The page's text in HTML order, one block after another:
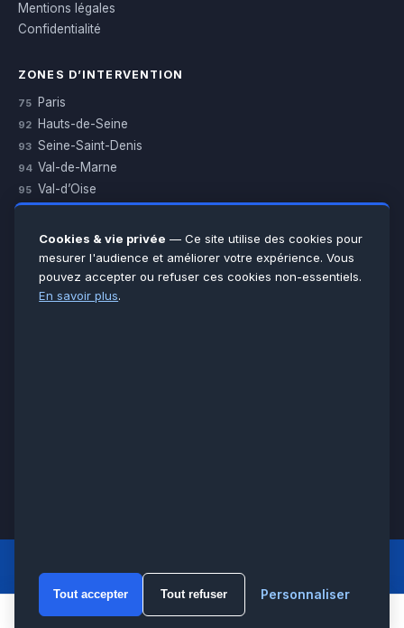
Mentions légales
Confidentialité
ZONES D’INTERVENTION
75 Paris
92 Hauts-de-Seine
93 Seine-Saint-Denis
94 Val-de-Marne
95 Val-d’Oise
Essonne
Seine-et-Marne
Voir toutes les villes →
LCM
Cookies & vie privée — Ce site utilise des cookies pour
mesurer l'audience et améliorer votre expérience. Vous
pouvez accepter ou refuser ces cookies non-essentiels.
En savoir plus.
Tout accepter Tout refuser Personnaliser